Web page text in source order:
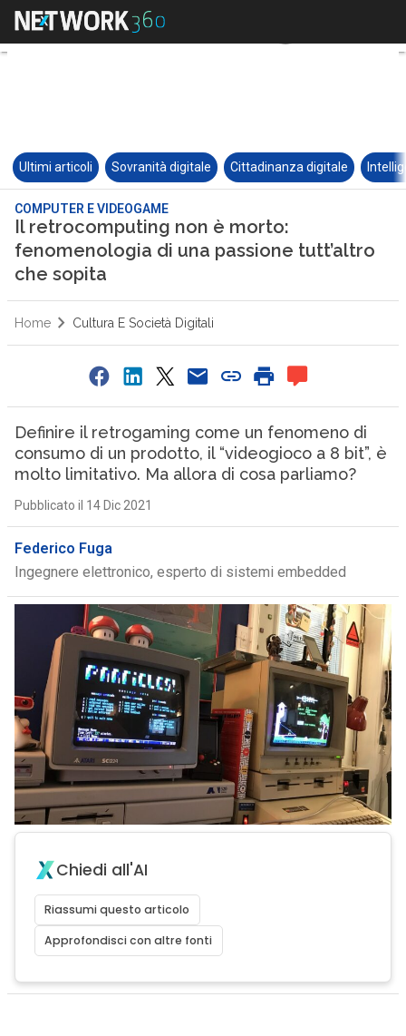
Ultimi articoli Sovranità digitale Cittadinanza digitale
COMPUTER E VIDEOGAME
Il retrocomputing non è morto:
fenomenologia di una passione tutt’altro
che sopita
Home Cultura E Società Digitali
Definire il retrogaming come un fenomeno di
consumo di un prodotto, il “videogioco a 8 bit”, è
molto limitativo. Ma allora di cosa parliamo?
Pubblicato il 14 Dic 2021
Federico Fuga
Ingegnere elettronico, esperto di sistemi embedded
Chiedi all'AI
Riassumi questo articolo
Approfondisci con altre fonti